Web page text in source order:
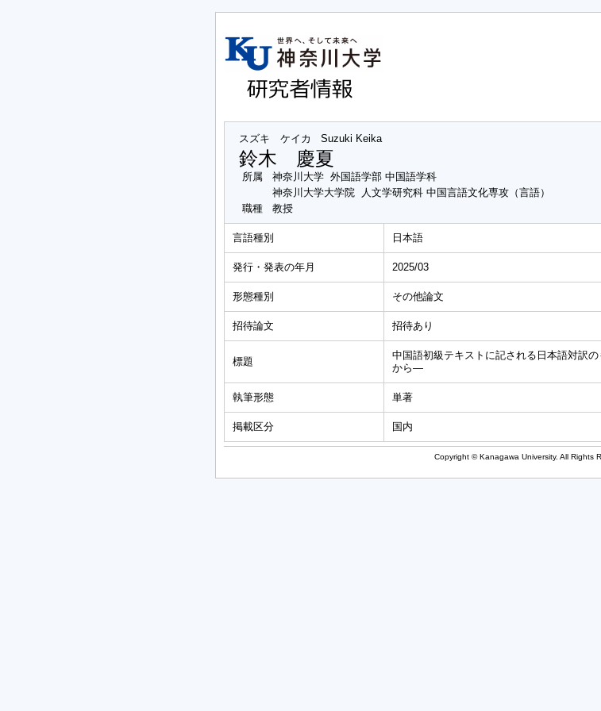
スズキ ケイカ Suzuki Keika
鈴木 慶夏
所属
神奈川大学 外国語学部 中国語学科
神奈川大学大学院 人文学研究科 中国言語文化専攻（言語）
職種
教授
言語種別 日本語
発行・発表の年月 2025/03
形態種別 その他論文
招待論文 招待あり
標題
中国語初級テキストに記される日本語対訳
から―
執筆形態 単著
掲載区分 国内
Copyright © Kanagawa University. All Rights